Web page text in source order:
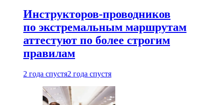
Инструкторов-проводников
по экстремальным маршрутам
аттестуют по более строгим
правилам
2 года спустя2 года спустя